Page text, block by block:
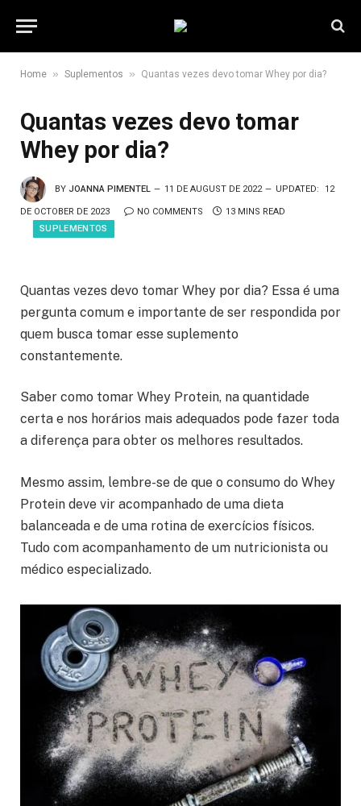
Home » Suplementos » Quantas vezes devo tomar Whey por dia?
Quantas vezes devo tomar
Whey por dia?
BY JOANNA PIMENTEL 11 DE AUGUST DE 2022 UPDATED: 12
DE OCTOBER DE 2023 NO COMMENTS
13 MINS READ
SUPLEMENTOS
Quantas vezes devo tomar Whey por dia? Essa é uma
pergunta comum e importante de ser respondida por
quem busca tomar esse suplemento
constantemente.
Saber como tomar Whey Protein, na quantidade
certa e nos horários mais adequados pode fazer toda
a diferença para obter os melhores resultados.
Mesmo assim, lembre-se de que o consumo do Whey
Protein deve vir acompanhado de uma dieta
balanceada e de uma rotina de exercícios físicos.
Tudo com acompanhamento de um nutricionista ou
médico especializado.